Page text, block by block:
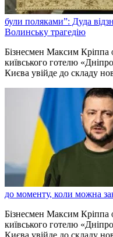
були поляками”: Дуда
Волинську трагедію
Бізнесмен Максим Кріппа
київського готелю
Києва увійде до складу
до моменту, коли можна
Бізнесмен Максим Кріппа
київського готелю